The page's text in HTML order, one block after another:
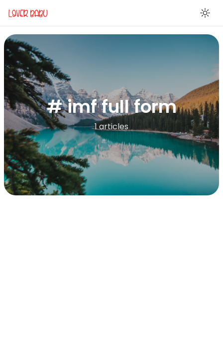
# imf full form
1 articles